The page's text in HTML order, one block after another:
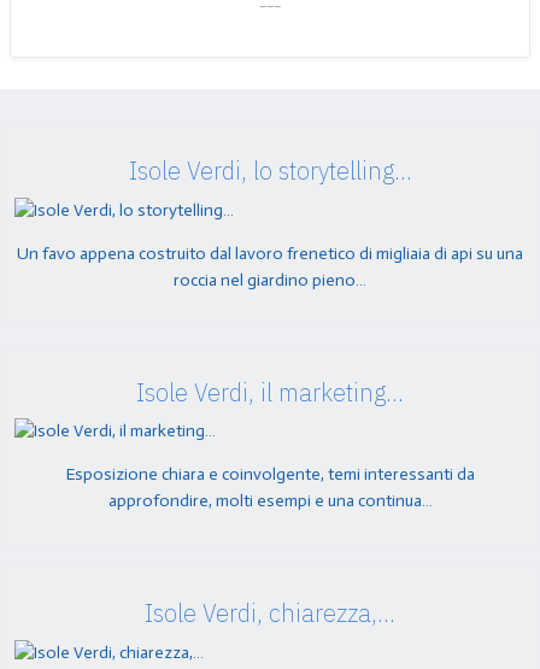
Isole Verdi, lo storytelling…
Un favo appena costruito dal lavoro frenetico di migliaia di api su una
roccia nel giardino pieno…
Isole Verdi, il marketing…
Esposizione chiara e coinvolgente, temi interessanti da
approfondire, molti esempi e una continua…
Isole Verdi, chiarezza,…